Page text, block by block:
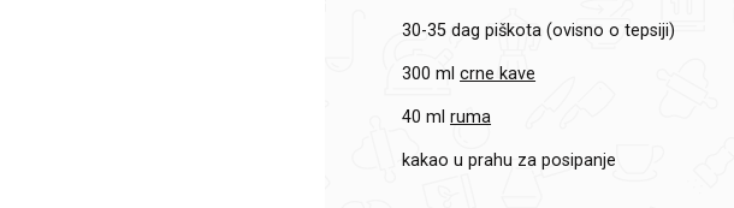
30-35 dag piškota (ovisno o tepsiji)
300 ml crne kave
40 ml ruma
kakao u prahu za posipanje